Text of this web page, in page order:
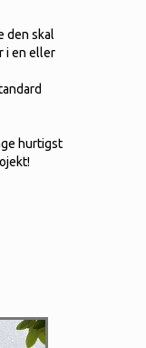
den skal
i en eller
hurtigst